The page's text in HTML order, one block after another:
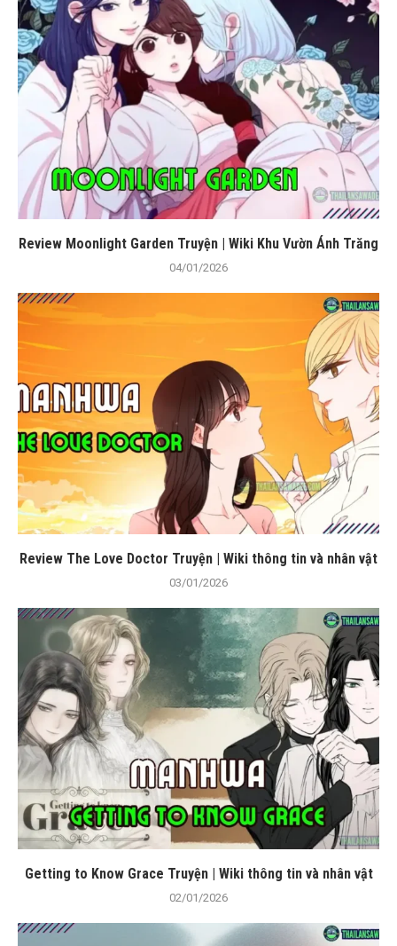
Review Moonlight Garden Truyện | Wiki Khu Vườn Ánh Trăng
04/01/2026
Review The Love Doctor Truyện | Wiki thông tin và nhân vật
03/01/2026
Getting to Know Grace Truyện | Wiki thông tin và nhân vật
02/01/2026